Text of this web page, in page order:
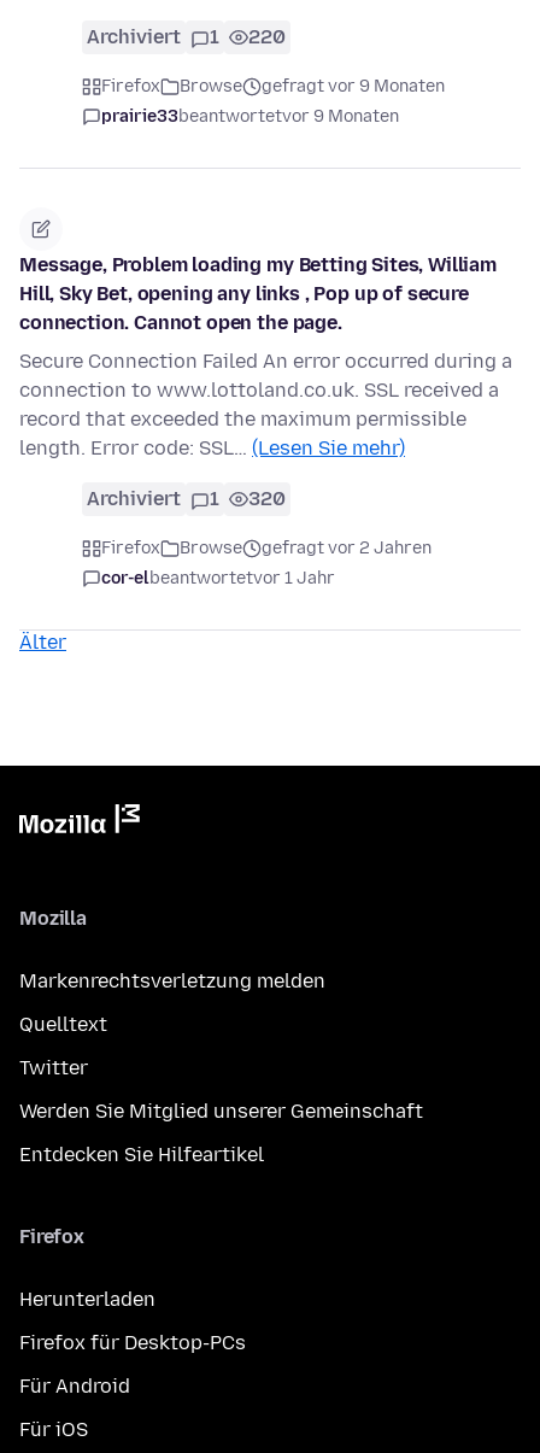
Archiviert 1 220
Firefox Browse
gefragt vor 9 Monaten
prairie33beantwortetvor 9 Monaten
Message, Problem loading my Betting Sites, William
Hill, Sky Bet, opening any links , Pop up of secure
connection. Cannot open the page.
Secure Connection Failed An error occurred during a
connection to www.lottoland.co.uk. SSL received a
record that exceeded the maximum permissible
length. Error code: SSL… (Lesen Sie mehr)
Archiviert 1 320
Firefox Browse
gefragt vor 2 Jahren
cor-elbeantwortetvor 1 Jahr
Älter
Mozilla
Markenrechtsverletzung melden
Quelltext
Twitter
Werden Sie Mitglied unserer Gemeinschaft
Entdecken Sie Hilfeartikel
Firefox
Herunterladen
Firefox für Desktop-PCs
Für Android
Für iOS